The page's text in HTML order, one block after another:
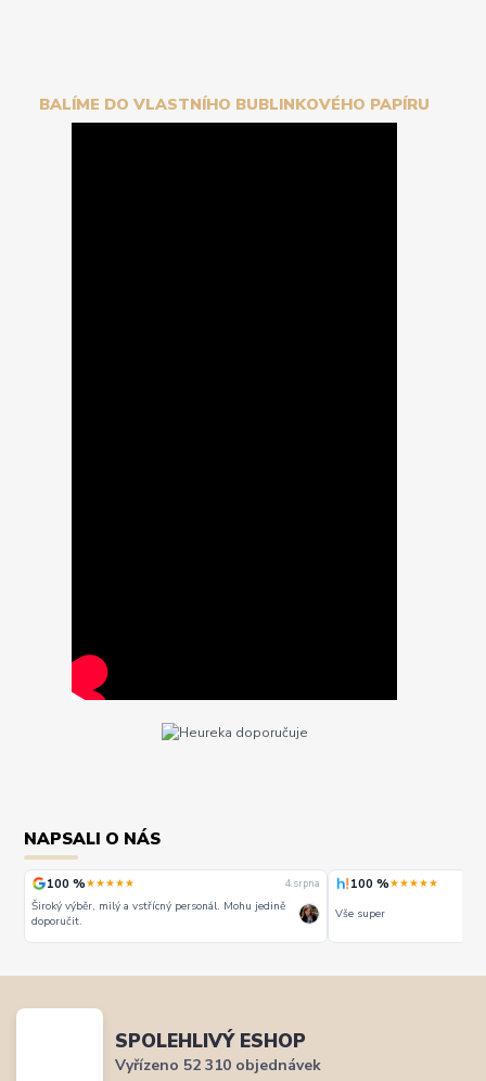
BALÍME DO VLASTNÍHO BUBLINKOVÉHO PAPÍRU
NAPSALI O NÁS
100 %★★★★★ 4. srpna
Široký výběr, milý a vstřícný personál. Mohu jedině
doporučit.
100 %★★★★★
Vše super
SPOLEHLIVÝ ESHOP
Vyřízeno 52 310 objednávek